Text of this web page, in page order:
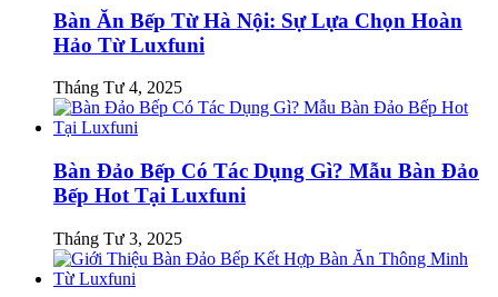
Bàn Ăn Bếp Từ Hà Nội: Sự Lựa Chọn Hoàn
Hảo Từ Luxfuni
Tháng Tư 4, 2025
Bàn Đảo Bếp Có Tác Dụng Gì? Mẫu Bàn Đảo
Bếp Hot Tại Luxfuni
Tháng Tư 3, 2025